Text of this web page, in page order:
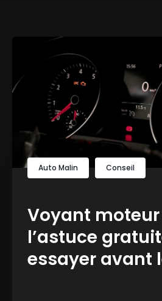
Auto Malin Conseil
Voyant
l’astuce
essayer avant